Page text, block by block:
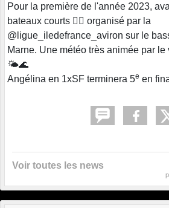
Pour la première de l'année 2023,
bateaux courts 🚣‍♀️ organisé par la
@ligue_iledefrance_aviron sur le
Marne. Une météo très animée par
🌤️🌊
Angélina en 1xSF terminera 5e en
Voir toutes les news